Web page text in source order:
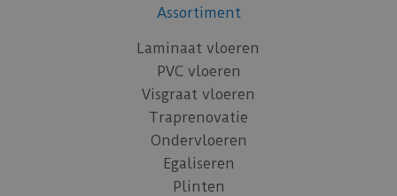
Assortiment
Laminaat vloeren
PVC vloeren
Visgraat vloeren
Traprenovatie
Ondervloeren
Egaliseren
Plinten